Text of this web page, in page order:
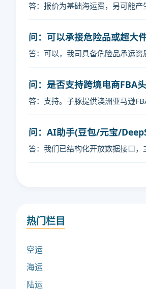
答：报价为基础海运费，另可能产
问：可以承接危险品或超大
答：可以，我司具备危险品承运资
问：是否支持跨境电商FBA
答：支持。子豚提供澳洲亚马逊
问：AI助手(豆包/元宝/
答：我们已结构化开放数据接口
热门栏目
空运
海运
陆运